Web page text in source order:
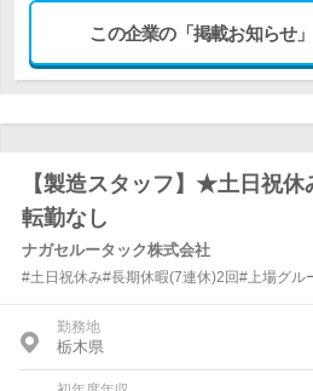
この企業の「掲載お知らせ
【製造スタッフ】★土日祝
転勤なし
ナガセルータック株式会社
#土日祝休み#長期休暇(7連休)2回#上場グル
勤務地
栃木県